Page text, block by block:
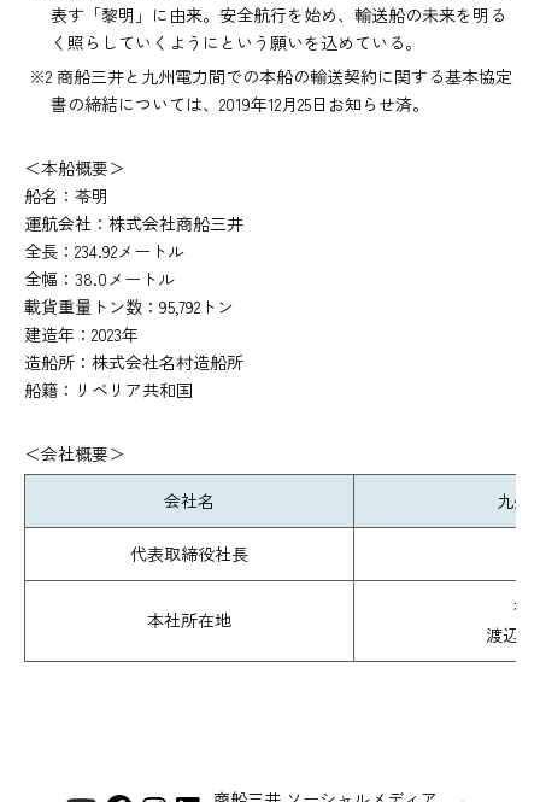
表す「黎明」に由来。安全航行を始め、輸送船の未来を明る
く照らしていくようにという願いを込めている。
※2 商船三井と九州電力間での本船の輸送契約に関する基本協定
書の締結については、2019年12月25日お知らせ済。
＜本船概要＞
船名：苓明
運航会社：株式会社商船三井
全長：234.92メートル
全幅：38.0メートル
載貨重量トン数：95,792トン
建造年：2023年
造船所：株式会社名村造船所
船籍：リベリア共和国
＜会社概要＞
会社名
九州
代表取締役社長
本社所在地
福
渡辺